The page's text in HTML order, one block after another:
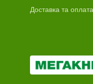
Доставка та оплата